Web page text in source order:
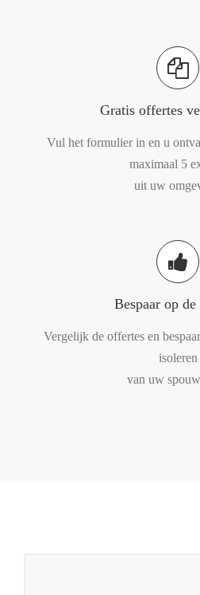
Gratis offertes
Vul het formulier in en u
maximaal 5
uit uw
Bespaar op de
Vergelijk de offertes en
isoleren
van uw